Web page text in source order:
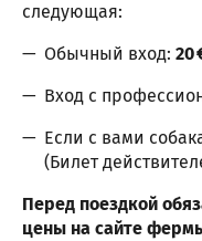
следующая:
Обычный вход: 20
Вход с
Если с вами
(Билет
Перед поездкой
цены на сайте